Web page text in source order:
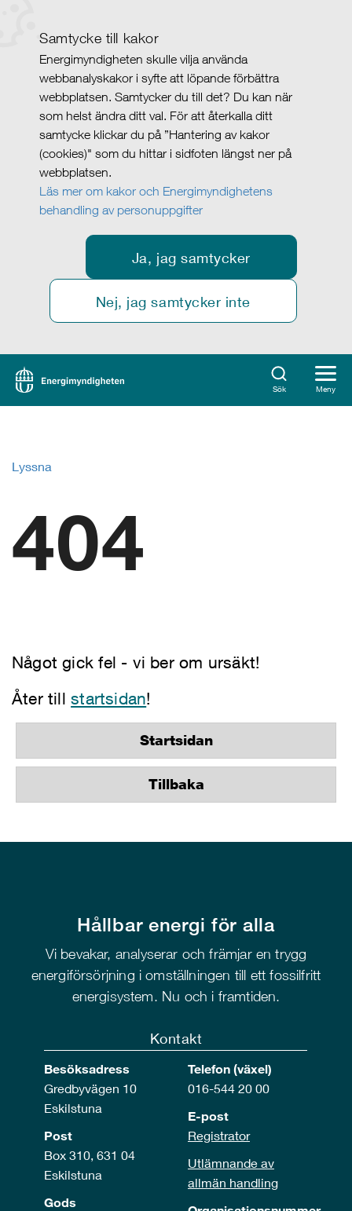
Samtycke till kakor
Energimyndigheten skulle vilja använda
webbanalyskakor i syfte att löpande förbättra
webbplatsen. Samtycker du till det? Du kan när
som helst ändra ditt val. För att återkalla ditt
samtycke klickar du på ”Hantering av kakor
(cookies)" som du hittar i sidfoten längst ner på
webbplatsen.
Läs mer om kakor och Energimyndighetens
behandling av personuppgifter
Ja, jag samtycker
Nej, jag samtycker inte
Sök Meny
Lyssna
404
Något gick fel - vi ber om ursäkt!
Åter tillstartsidan!
Startsidan
Tillbaka
Hållbar energi för alla
Vi bevakar, analyserar och främjar en trygg
energiförsörjning i omställningen till ett fossilfritt
energisystem. Nu och i framtiden.
Kontakt
Besöksadress
Gredbyvägen 10
Eskilstuna
Post
Box 310, 631 04
Eskilstuna
Gods
Telefon (växel)
016-544 20 00
E-post
Registrator
Utlämnande av
allmän handling